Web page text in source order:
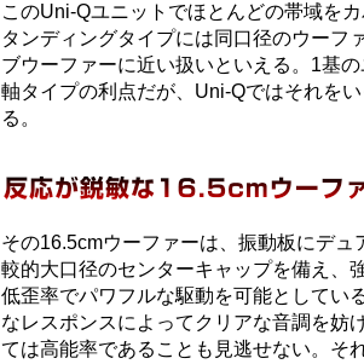
このUni-Qユニットでほとんどの帯域を
タンディングタイプには同口径のウーフ
ブウーファーに近い扱いといえる。1基
軸タイプの利点だが、Uni-Qではそれを
る。
その16.5cmウーファーは、振動板にデ
較的大口径のセンターキャップを備え、
低歪率でパワフルな駆動を可能としてい
なレスポンスによってクリアな音調を妨
ては高能率であることも見逃せない。そ